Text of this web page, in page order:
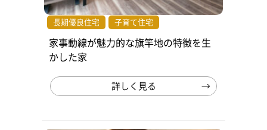
長期優良住宅 子育て住宅
家事動線が魅力的な旗竿地の特徴を生
かした家
詳しく見る